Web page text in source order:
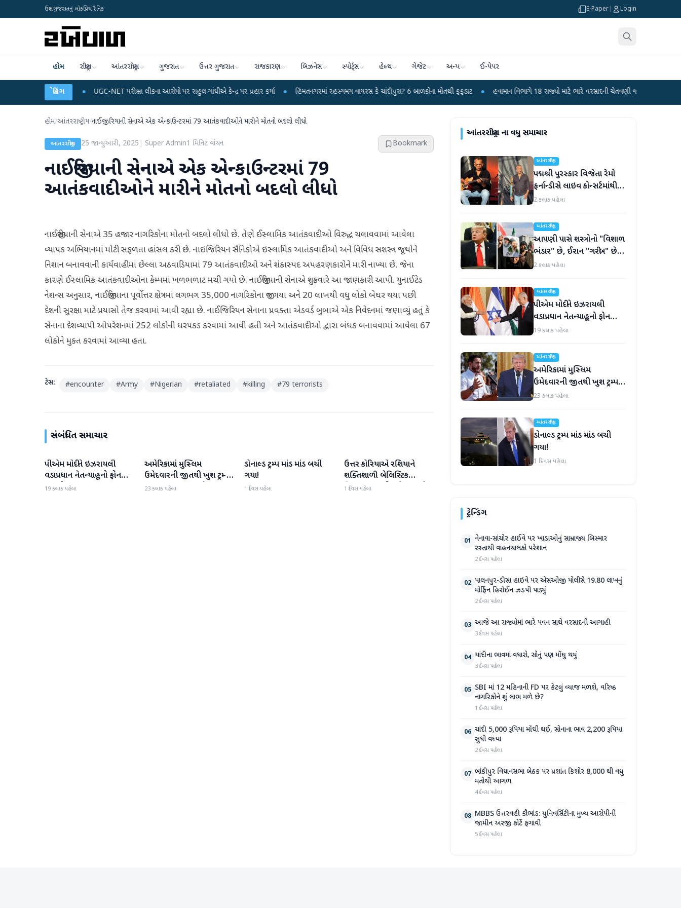
ઉત્તર ગુજરાતનું લોકપ્રિય દૈનિક E-Paper Login
હોમ રાષ્ટ્રીય આંતરરાષ્ટ્રીય ગુજરાત ઉત્તર ગુજરાત રાજકારણ બિઝનેસ સ્પોર્ટ્સ હેલ્થ ગેજેટ અન્ય ઈ-પેપર
બ્રેકિંગ
UGC-NET પરીક્ષા લીકના આરોપો પર રાહુલ ગાંધીએ કેન્દ્ર પર પ્રહાર કર્યા ● હિંમતનગરમાં રહસ્યમય વાયરસ કે ચાંદીપુરા? 6 બાળકોના મોતથી ફફડાટ ● હવામાન વિભાગે 18 રાજ્યો માટે ભારે વરસાદની ચેતવણી જારી કરી ● સિદ્ધપુરથી બોમ્બ
હોમ/આંતરરાષ્ટ્રીય/નાઈજીરિયાની સેનાએ એક એન્કાઉન્ટરમાં 79 આતંકવાદીઓને મારીને મોતનો બદલો લીધો
આંતરરાષ્ટ્રીય 25 જાન્યુઆરી, 2025 Super Admin1 મિનિટ વાંચન Bookmark
નાઈજીરિયાની સેનાએ એક એન્કાઉન્ટરમાં 79
આતંકવાદીઓને મારીને મોતનો બદલો લીધો
નાઈજીરીયાની સેનાએ 35 હજાર નાગરિકોના મોતનો બદલો લીધો છે. તેણે ઈસ્લામિક આતંકવાદીઓ વિરુદ્ધ ચલાવવામાં આવેલા
વ્યાપક અભિયાનમાં મોટી સફળતા હાંસલ કરી છે. નાઇજિરિયન સૈનિકોએ ઇસ્લામિક આતંકવાદીઓ અને વિવિધ સશસ્ત્ર જૂથોને
નિશાન બનાવવાની કાર્યવાહીમાં છેલ્લા અઠવાડિયામાં 79 આતંકવાદીઓ અને શંકાસ્પદ અપહરણકારોને મારી નાખ્યા છે. જેના
કારણે ઈસ્લામિક આતંકવાદીઓના કેમ્પમાં ખળભળાટ મચી ગયો છે. નાઈજીરિયાની સેનાએ શુક્રવારે આ જાણકારી આપી. યુનાઈટેડ
નેશન્સ અનુસાર, નાઈજીરિયાના પૂર્વોત્તર ક્ષેત્રમાં લગભગ 35,000 નાગરિકોના જીવ ગયા અને 20 લાખથી વધુ લોકો બેઘર થયા પછી
દેશની સુરક્ષા માટે પ્રયાસો તેજ કરવામાં આવી રહ્યા છે. નાઈજિરિયન સેનાના પ્રવક્તા એડવર્ડ બુબાએ એક નિવેદનમાં જણાવ્યું હતું કે
સેનાના દેશવ્યાપી ઓપરેશનમાં 252 લોકોની ધરપકડ કરવામાં આવી હતી અને આતંકવાદીઓ દ્વારા બંધક બનાવવામાં આવેલા 67
લોકોને મુક્ત કરવામાં આવ્યા હતા.
ટેગ્સ: #encounter #Army #Nigerian #retaliated #killing #79 terrorists
સંબંધિત સમાચાર
આંતરરાષ્ટ્રીય
પીએમ મોદીને ઇઝરાયલી
વડાપ્રધાન નેતન્યાહૂનો ફોન
આવ્યો
19 કલાક પહેલા
આંતરરાષ્ટ્રીય
અમેરિકામાં મુસ્લિમ
ઉમેદવારની જીતથી ખુશ ટ્રમ્પ,
કહ્યું, 'આ અમારા માટે સારા
23 કલાક પહેલા
આંતરરાષ્ટ્રીય
ડોનાલ્ડ ટ્રમ્પ માંડ માંડ બચી
ગયા!
1 દિવસ પહેલા
આંતરરાષ્ટ્રીય
ઉત્તર કોરિયાએ રશિયાને
શક્તિશાળી બેલિસ્ટિક
મિસાઇલ આપી, યુક્રેન ગુસ્સે
1 દિવસ પહેલા
આંતરરાષ્ટ્રીયના વધુ સમાચાર
આંતરરાષ્ટ્રીય
પદ્મશ્રી પુરસ્કાર વિજેતા રેમો
ફર્નાન્ડીસે લાઇવ કોન્સર્ટમાંથી
નિવૃત્તિની જાહેરાત કરી
2 કલાક પહેલા
આંતરરાષ્ટ્રીય
આપણી પાસે શસ્ત્રોનો "વિશાળ
ભંડાર" છે, ઈરાન "ગરીબ" છે,
ટ્રમ્પનું નિવેદન
2 કલાક પહેલા
આંતરરાષ્ટ્રીય
પીએમ મોદીને ઇઝરાયલી
વડાપ્રધાન નેતન્યાહૂનો ફોન
આવ્યો
19 કલાક પહેલા
આંતરરાષ્ટ્રીય
અમેરિકામાં મુસ્લિમ
ઉમેદવારની જીતથી ખુશ ટ્રમ્પ,
કહ્યું, 'આ અમારા માટે સારા
23 કલાક પહેલા
આંતરરાષ્ટ્રીય
ડોનાલ્ડ ટ્રમ્પ માંડ માંડ બચી
ગયા!
1 દિવસ પહેલા
ટ્રેન્ડિંગ
01 નેનાવા-સાંચોર હાઈવે પર ખાડાઓનું સામ્રાજ્ય બિસ્માર
રસ્તાથી વાહનચાલકો પરેશાન
2 દિવસ પહેલા
02 પાલનપુર-ડીસા હાઇવે પર એસઓજી પોલીસે 19.80 લાખનું
મોર્ફિન હિરોઈન ઝડપી પાડ્યું
2 દિવસ પહેલા
03 આજે આ રાજ્યોમાં ભારે પવન સાથે વરસાદની આગાહી
3 દિવસ પહેલા
04 ચાંદીના ભાવમાં વધારો, સોનું પણ મોંઘુ થયું
3 દિવસ પહેલા
05 SBI માં 12 મહિનાની FD પર કેટલું વ્યાજ મળશે, વરિષ્ઠ
નાગરિકોને શું લાભ મળે છે?
1 દિવસ પહેલા
06 ચાંદી 5,000 રૂપિયા મોંઘી થઈ, સોનાના ભાવ 2,200 રૂપિયા
સુધી વધ્યા
2 દિવસ પહેલા
07 બાંકીપુર વિધાનસભા બેઠક પર પ્રશાંત કિશોર 8,000 થી વધુ
મતોથી આગળ
4 દિવસ પહેલા
08 MBBS ઉત્તરવહી કૌભાંડ: યુનિવર્સિટીના મુખ્ય આરોપીની
જામીન અરજી કોર્ટે ફગાવી
5 દિવસ પહેલા